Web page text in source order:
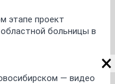
этапе проект
больницы в
— видео